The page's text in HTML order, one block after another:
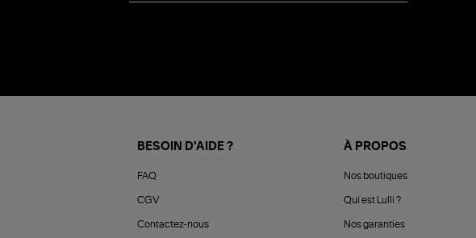
BESOIN D'AIDE ?
FAQ
CGV
Contactez-nous
À PROPOS
Nos boutiques
Qui est Lulli ?
Nos garanties